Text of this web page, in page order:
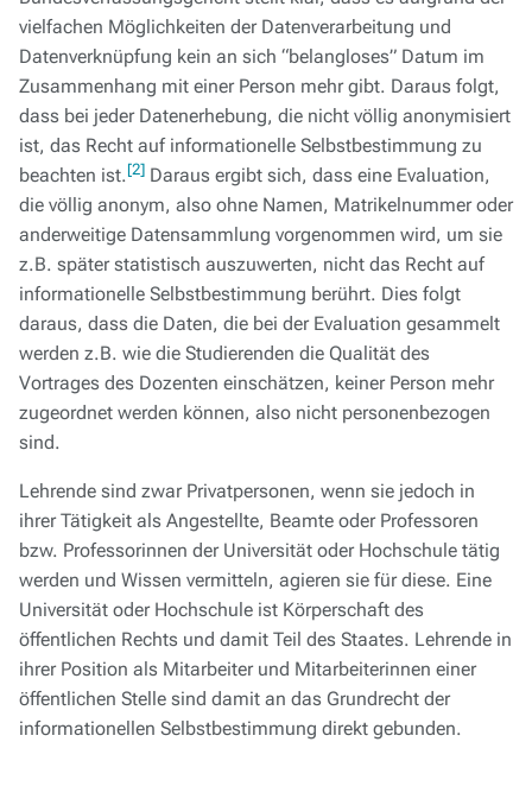
vielfachen Möglichkeiten der Datenverarbeitung und
Datenverknüpfung kein an sich “belangloses” Datum im
Zusammenhang mit einer Person mehr gibt. Daraus folgt,
dass bei jeder Datenerhebung, die nicht völlig anonymisiert
ist, das Recht auf informationelle Selbstbestimmung zu
beachten ist.[2] Daraus ergibt sich, dass eine Evaluation,
die völlig anonym, also ohne Namen, Matrikelnummer oder
anderweitige Datensammlung vorgenommen wird, um sie
z.B. später statistisch auszuwerten, nicht das Recht auf
informationelle Selbstbestimmung berührt. Dies folgt
daraus, dass die Daten, die bei der Evaluation gesammelt
werden z.B. wie die Studierenden die Qualität des
Vortrages des Dozenten einschätzen, keiner Person mehr
zugeordnet werden können, also nicht personenbezogen
sind.
Lehrende sind zwar Privatpersonen, wenn sie jedoch in
ihrer Tätigkeit als Angestellte, Beamte oder Professoren
bzw. Professorinnen der Universität oder Hochschule tätig
werden und Wissen vermitteln, agieren sie für diese. Eine
Universität oder Hochschule ist Körperschaft des
öffentlichen Rechts und damit Teil des Staates. Lehrende in
ihrer Position als Mitarbeiter und Mitarbeiterinnen einer
öffentlichen Stelle sind damit an das Grundrecht der
informationellen Selbstbestimmung direkt gebunden.